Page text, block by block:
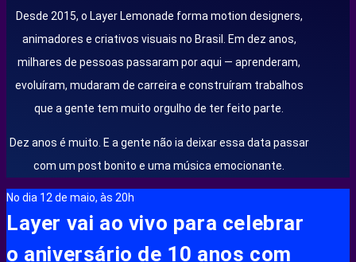
Desde 2015, o Layer Lemonade forma motion designers,
animadores e criativos visuais no Brasil. Em dez anos,
milhares de pessoas passaram por aqui — aprenderam,
evoluíram, mudaram de carreira e construíram trabalhos
que a gente tem muito orgulho de ter feito parte.
Dez anos é muito. E a gente não ia deixar essa data passar
com um post bonito e uma música emocionante.
No dia 12 de maio, às 20h
Layer vai ao vivo para celebrar
o aniversário de 10 anos com